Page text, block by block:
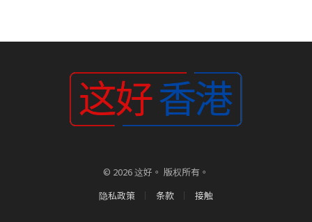
© 2026 这好。 版权所有。
隐私政策
条款 接触